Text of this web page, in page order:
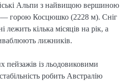
Альпи з найвищою вершиною
— горою Косцюшко (2228 м). Сніг
лежить кілька місяців на рік, а
лижників.
пейзажів із льодовиковими
робить Австралію